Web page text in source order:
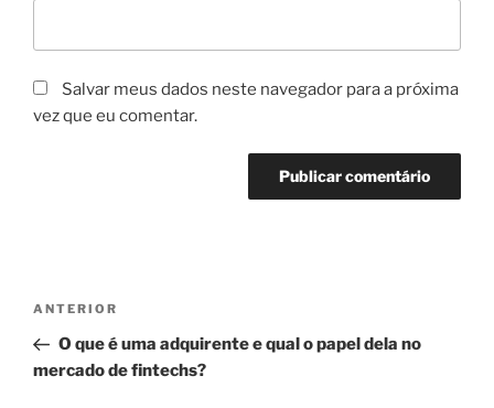
Salvar meus dados neste navegador para a próxima
vez que eu comentar.
Navegação
Post
Post
anterior
ANTERIOR
O que é uma adquirente e qual o papel dela no
mercado de fintechs?